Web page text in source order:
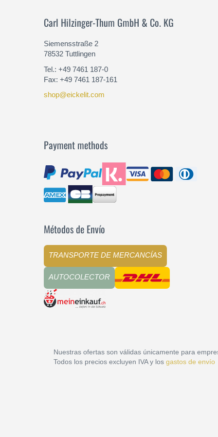
Carl Hilzinger-Thum GmbH & Co. KG
Siemensstraße 2
78532 Tuttlingen
Tel.: +49 7461 187-0
Fax: +49 7461 187-161
shop@eickelit.com
Payment methods
Métodos de Envío
TRANSPORTE DE MERCANCÍAS
AUTOCOLECTOR
Nuestras ofertas son válidas únicamente para
Todos los precios excluyen IVA y los gastos de envío